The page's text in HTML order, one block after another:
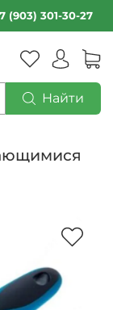
(903) 301-30-27
Найти